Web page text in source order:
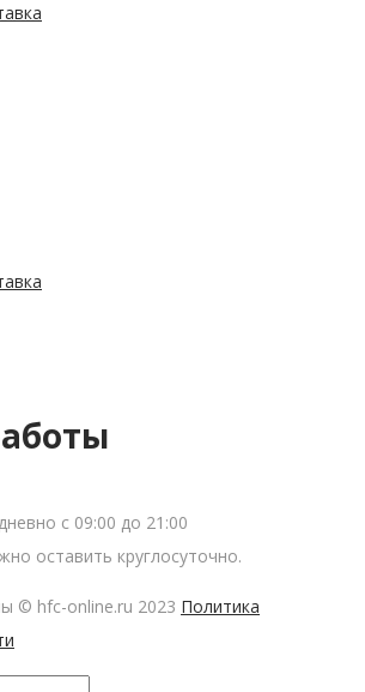
с 09:00 до 21:00
оставить круглосуточно.
© hfc-online.ru 2023 Политика